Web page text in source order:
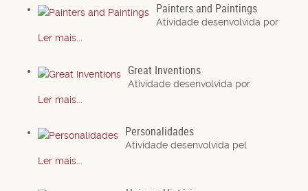
Painters and Paintings
Atividade desenvolvida por
Ler mais...
Great Inventions
Atividade desenvolvida por
Ler mais...
Personalidades
Atividade desenvolvida pel
Ler mais...